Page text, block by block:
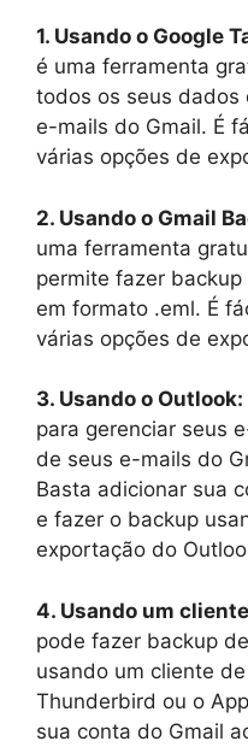
1. Usando o Google
é uma ferramenta
todos os seus dados
e-mails do Gmail. É
várias opções de
2. Usando o Gmail
uma ferramenta
permite fazer
em formato .eml. É
várias opções de
3. Usando o Outlook:
para gerenciar seus
de seus e-mails do
Basta adicionar sua
e fazer o backup
exportação do
4. Usando um
pode fazer backup
usando um cliente
Thunderbird ou o
sua conta do Gmail